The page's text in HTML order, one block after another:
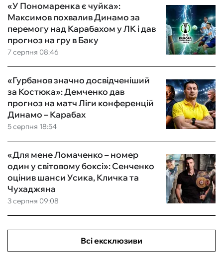
7 серпня 08:46
«У Пономаренка є чуйка»:
Максимов похвалив Динамо за
перемогу над Карабахом у ЛК і дав
прогноз на гру в Баку
5 серпня 18:54
«Гурбанов значно досвідченіший
за Костюка»: Демченко дав
прогноз на матч Ліги конференцій
Динамо – Карабах
3 серпня 09:08
«Для мене Ломаченко – номер
один у світовому боксі»: Сенченко
оцінив шанси Усика, Кличка та
Чухаджяна
Всі ексклюзиви